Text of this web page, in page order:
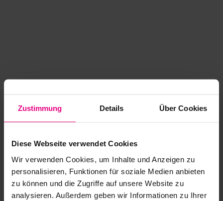
Zustimmung Details Über Cookies
Diese Webseite verwendet Cookies
Wir verwenden Cookies, um Inhalte und Anzeigen zu
personalisieren, Funktionen für soziale Medien anbieten
zu können und die Zugriffe auf unsere Website zu
analysieren. Außerdem geben wir Informationen zu Ihrer